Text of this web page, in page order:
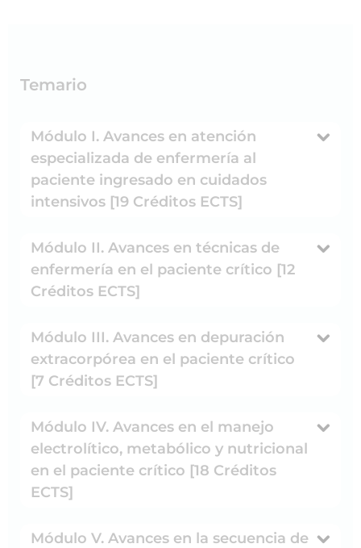
Temario
Módulo I. Avances en atención
especializada de enfermería al
paciente ingresado en cuidados
intensivos [19 Créditos ECTS]
Módulo II. Avances en técnicas de
enfermería en el paciente crítico [12
Créditos ECTS]
Módulo III. Avances en depuración
extracorpórea en el paciente crítico
[7 Créditos ECTS]
Módulo IV. Avances en el manejo
electrolítico, metabólico y nutricional
en el paciente crítico [18 Créditos
ECTS]
Módulo V. Avances en la secuencia de